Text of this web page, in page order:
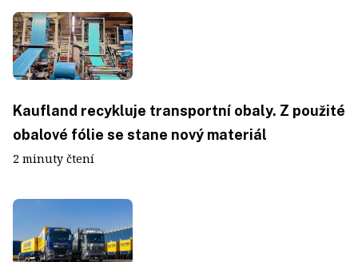
Kaufland recykluje transportní obaly. Z použité
obalové fólie se stane nový materiál
2 minuty čtení